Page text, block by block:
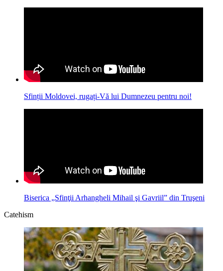
Sfinții Moldovei, rugați-Vă lui Dumnezeu pentru noi!
Biserica „Sfinţii Arhangheli Mihail şi Gavriil” din Truşeni
Catehism